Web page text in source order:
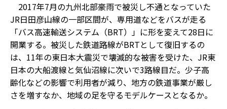
2017年7月の九州北部豪雨で被災し不通となっていた
JR日田彦山線の一部区間が、専用道などをバスが走る
「バス高速輸送システム（BRT）」に形を変えて28日に
開業する。被災した鉄道路線がBRTとして復旧するの
は、11年の東日本大震災で壊滅的な被害を受けた、JR東
日本の大船渡線と気仙沼線に次いで3路線目だ。少子高
齢化などの影響で利用者が減り、地方の鉄道事業が厳し
さを増すなか、地域の足を守るモデルケースとなるか。